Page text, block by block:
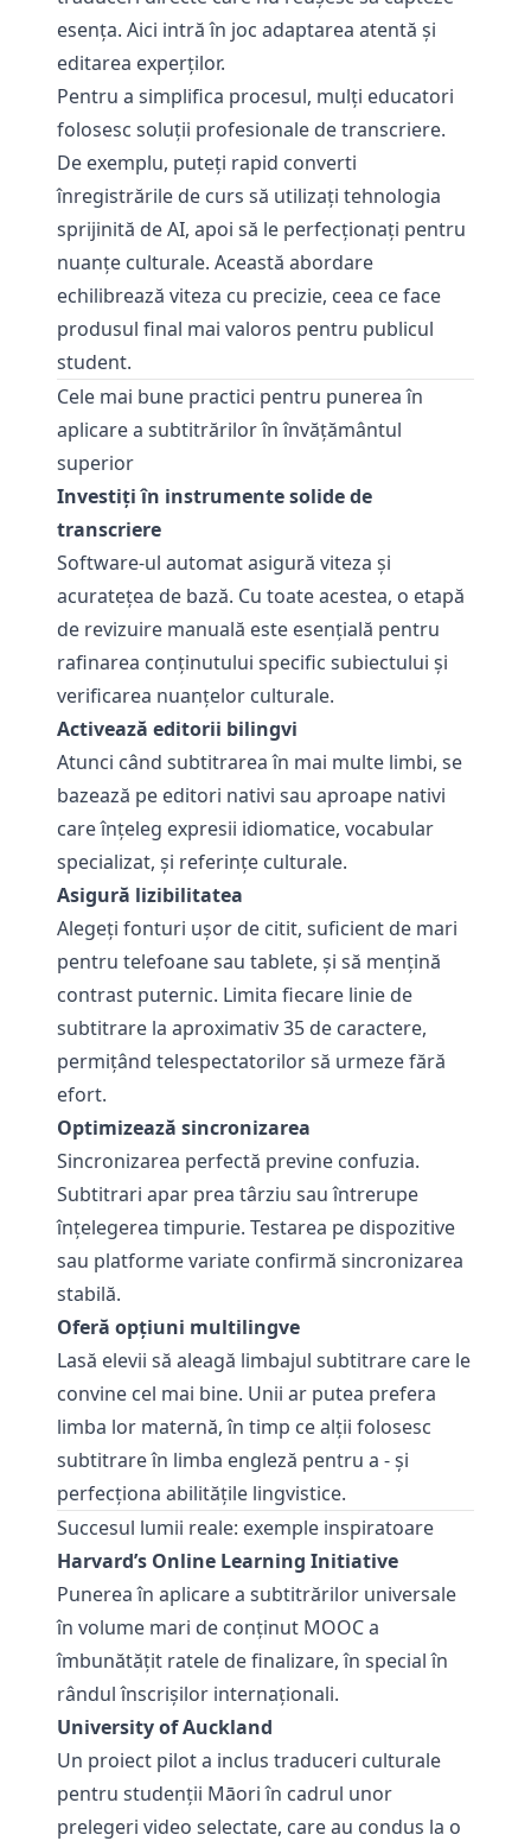
esenţa. Aici intră în joc adaptarea atentă şi
editarea experţilor.
Pentru a simplifica procesul, mulți educatori
folosesc soluții profesionale de transcriere.
De exemplu, puteți rapid converti
înregistrările de curs să utilizați tehnologia
sprijinită de AI, apoi să le perfecționați pentru
nuanțe culturale. Această abordare
echilibrează viteza cu precizie, ceea ce face
produsul final mai valoros pentru publicul
student.
Cele mai bune practici pentru punerea în
aplicare a subtitrărilor în învățământul
superior
Investiți în instrumente solide de
transcriere
Software-ul automat asigură viteza și
acuratețea de bază. Cu toate acestea, o etapă
de revizuire manuală este esențială pentru
rafinarea conținutului specific subiectului și
verificarea nuanțelor culturale.
Activează editorii bilingvi
Atunci când subtitrarea în mai multe limbi, se
bazează pe editori nativi sau aproape nativi
care înțeleg expresii idiomatice, vocabular
specializat, și referințe culturale.
Asigură lizibilitatea
Alegeți fonturi ușor de citit, suficient de mari
pentru telefoane sau tablete, și să mențină
contrast puternic. Limita fiecare linie de
subtitrare la aproximativ 35 de caractere,
permițând telespectatorilor să urmeze fără
efort.
Optimizează sincronizarea
Sincronizarea perfectă previne confuzia.
Subtitrari apar prea târziu sau întrerupe
înțelegerea timpurie. Testarea pe dispozitive
sau platforme variate confirmă sincronizarea
stabilă.
Oferă opțiuni multilingve
Lasă elevii să aleagă limbajul subtitrare care le
convine cel mai bine. Unii ar putea prefera
limba lor maternă, în timp ce alţii folosesc
subtitrare în limba engleză pentru a - şi
perfecţiona abilităţile lingvistice.
Succesul lumii reale: exemple inspiratoare
Harvard’s Online Learning Initiative
Punerea în aplicare a subtitrărilor universale
în volume mari de conținut MOOC a
îmbunătățit ratele de finalizare, în special în
rândul înscrișilor internaționali.
University of Auckland
Un proiect pilot a inclus traduceri culturale
pentru studenții Māori în cadrul unor
prelegeri video selectate, care au condus la o